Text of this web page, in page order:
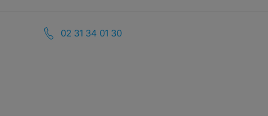
02 31 34 01 30